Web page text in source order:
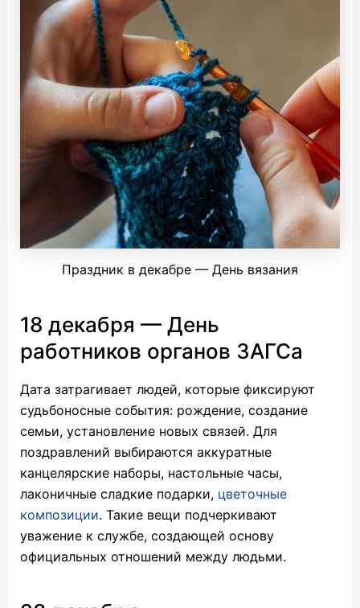
Праздник в декабре — День вязания
18 декабря — День
работников органов ЗАГСа
Дата затрагивает людей, которые фиксируют
судьбоносные события: рождение, создание
семьи, установление новых связей. Для
поздравлений выбираются аккуратные
канцелярские наборы, настольные часы,
лаконичные сладкие подарки, цветочные
композиции. Такие вещи подчеркивают
уважение к службе, создающей основу
официальных отношений между людьми.